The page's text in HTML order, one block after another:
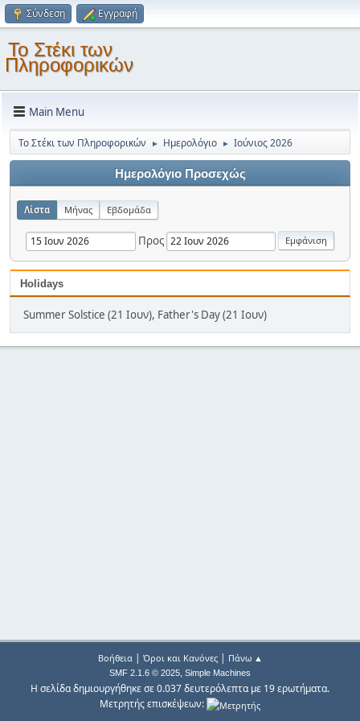
Σύνδεση Εγγραφή
Το Στέκι των
Πληροφορικών
Main Menu
Το Στέκι των Πληροφορικών ► Ημερολόγιο ► Ιούνιος 2026
Ημερολόγιο Προσεχώς
Λίστα Μήνας Εβδομάδα
Προς
Holidays
Summer Solstice (21 Ιουν), Father's Day (21 Ιουν)
Βοήθεια| Όροι και Κανόνες| Πάνω ▲
SMF 2.1.6 © 2025, Simple Machines
Η σελίδα δημιουργήθηκε σε 0.037 δευτερόλεπτα με 19 ερωτήματα.
Μετρητής επισκέψεων: